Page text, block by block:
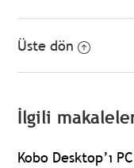
Üste dön
İlgili
Kobo Desktop’ı